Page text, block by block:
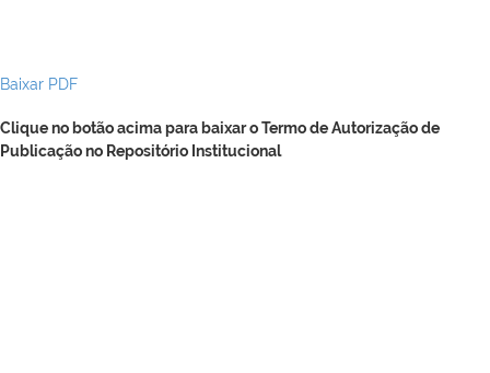
Baixar PDF
Clique no botão acima para baixar o Termo de Autorização de
Publicação no Repositório Institucional